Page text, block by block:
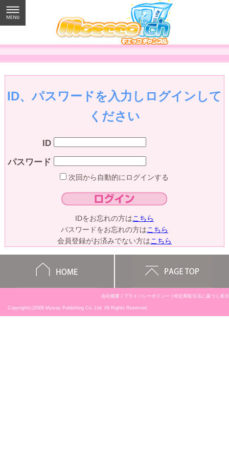
ID、パスワードを入力しログインして
ください
ID
パスワード
次回から自動的にログインする
IDをお忘れの方はこちら
パスワードをお忘れの方はこちら
会員登録がお済みでない方はこちら
会社概要 プライバシーポリシー 特定商取引法に基づく表示
Copyright(c)2008 Myway Publishing Co.,Ltd. All Rights Reserved.